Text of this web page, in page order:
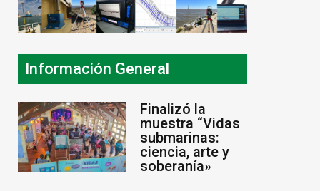
Información General
Finalizó la
muestra “Vidas
submarinas:
ciencia, arte y
soberanía»